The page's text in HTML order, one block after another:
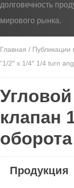
долговечность
мирового рынка.
Главная / Публикации
“1/2″ x 1/4″ 1/4 turn
клапан
Продукция